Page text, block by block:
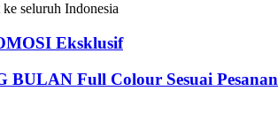
seluruh Indonesia
Eksklusif
Full Colour Sesuai Pesanan